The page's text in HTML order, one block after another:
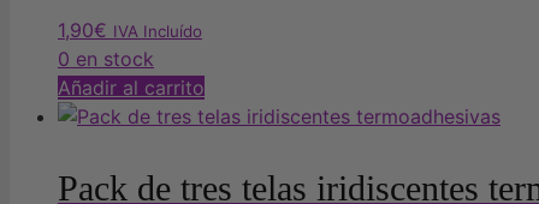
1,90€ IVA Incluído
0 en stock
Añadir al carrito
Pack de tres telas iridiscentes